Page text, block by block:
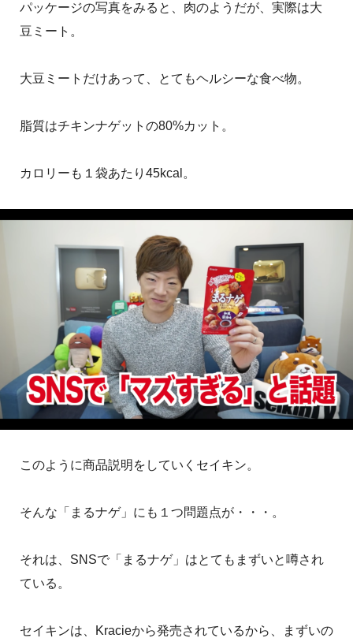
パッケージの写真をみると、肉のようだが、実際は大
豆ミート。
大豆ミートだけあって、とてもヘルシーな食べ物。
脂質はチキンナゲットの80%カット。
カロリーも１袋あたり45kcal。
このように商品説明をしていくセイキン。
そんな「まるナゲ」にも１つ問題点が・・・。
それは、SNSで「まるナゲ」はとてもまずいと噂され
ている。
セイキンは、Kracieから発売されているから、まずいの